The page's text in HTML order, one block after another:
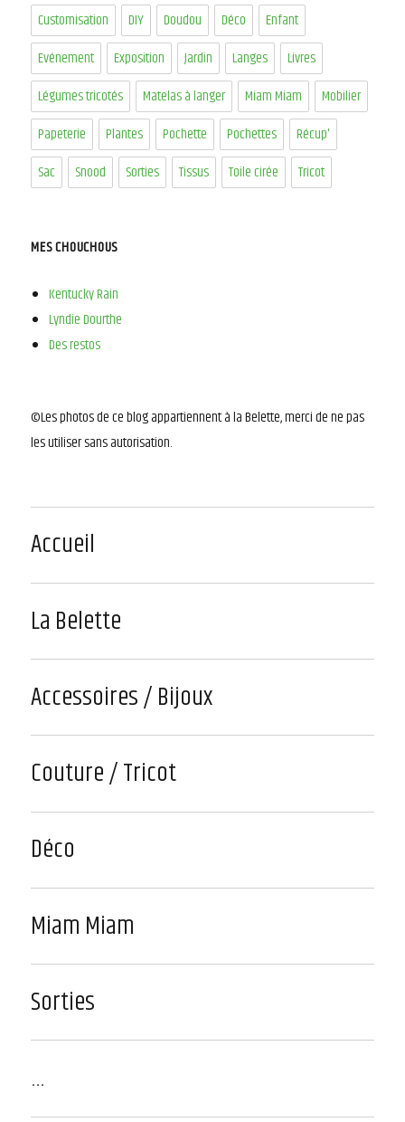
Customisation
DIY Doudou Déco
Enfant
Evénement
Exposition Jardin Langes
Livres
Légumes tricotés
Matelas à langer Miam Miam
Mobilier
Papeterie
Plantes Pochette Pochettes
Récup'
Sac
Snood Sorties Tissus Toile cirée Tricot
MES CHOUCHOUS
Kentucky Rain
Lyndie Dourthe
Des restos
©Les photos de ce blog appartiennent à la Belette, merci de ne pas
les utiliser sans autorisation.
Accueil
La Belette
Accessoires / Bijoux
Couture / Tricot
Déco
Miam Miam
Sorties
…